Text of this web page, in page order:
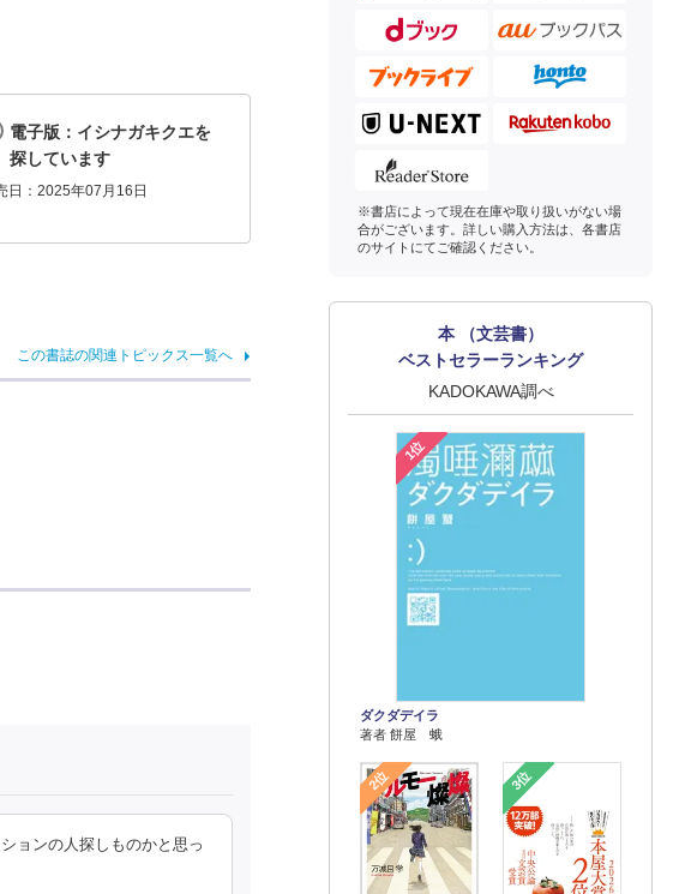
電子版：イシナガキクエを
探しています
日：2025年07月16日
この書誌の関連トピックス一覧へ
ョンの人探しものかと思っ
※書店によって現在在庫や取り扱いがない場
合がございます。詳しい購入方法は、各書店
のサイトにてご確認ください。
本 （文芸書）
ベストセラーランキング
KADOKAWA調べ
1位
ダクダデイラ
著者 餅屋 蛾
2位 3位